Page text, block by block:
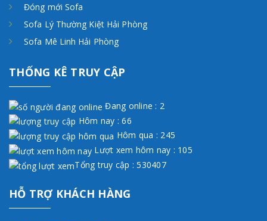
Đóng mới Sofa
Sofa Lý Thường Kiệt Hải Phòng
Sofa Mê Linh Hải Phòng
THỐNG KÊ TRUY CẬP
Đang online : 2
Hôm nay : 66
Hôm qua : 245
Lượt xem hôm nay : 105
Tổng truy cập : 530407
HỖ TRỢ KHÁCH HÀNG